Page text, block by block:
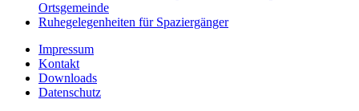
Ortsgemeinde
Ruhegelegenheiten für Spaziergänger
Impressum
Kontakt
Downloads
Datenschutz